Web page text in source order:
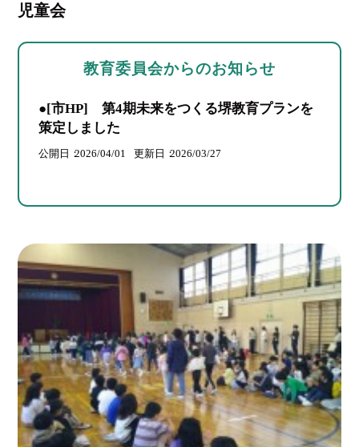
児童会
教育委員会からのお知らせ
●[市HP] 第4期未来をつくる堺教育プランを
策定しました
公開日 2026/04/01 更新日 2026/03/27